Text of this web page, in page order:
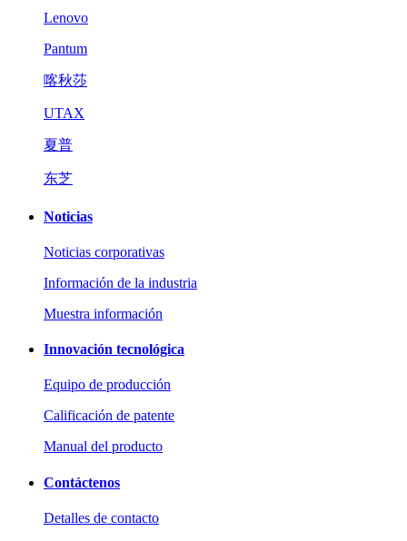
Lenovo
Pantum
喀秋莎
UTAX
夏普
东芝
Noticias
Noticias corporativas
Información de la industria
Muestra información
Innovación tecnológica
Equipo de producción
Calificación de patente
Manual del producto
Contáctenos
Detalles de contacto